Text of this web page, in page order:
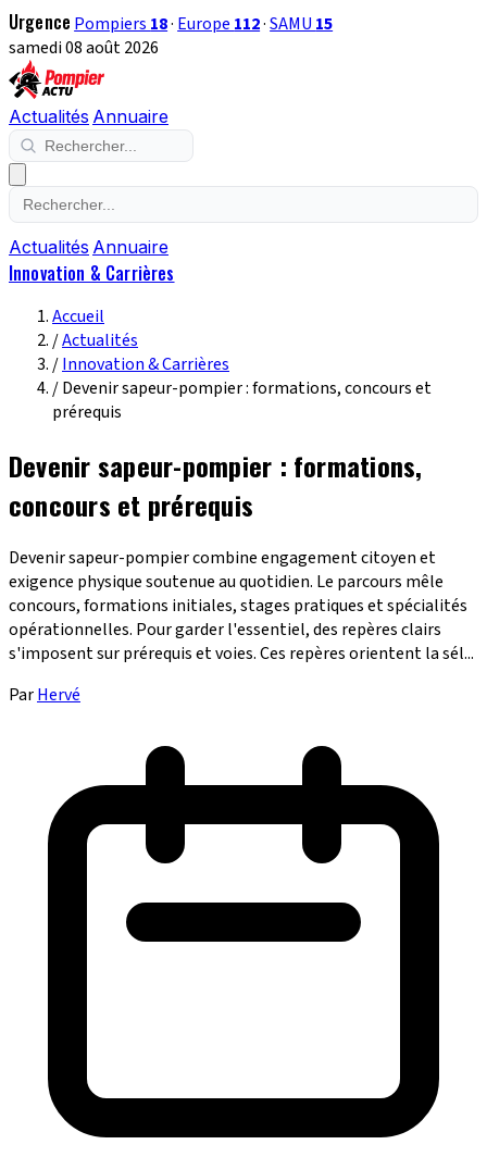
Urgence Pompiers 18· Europe 112·SAMU 15
samedi 08 août 2026
Actualités Annuaire
Actualités Annuaire
Innovation & Carrières
Accueil
/Actualités
/Innovation & Carrières
/Devenir sapeur-pompier : formations, concours et
prérequis
Devenir sapeur-pompier : formations,
concours et prérequis
Devenir sapeur-pompier combine engagement citoyen et
exigence physique soutenue au quotidien. Le parcours mêle
concours, formations initiales, stages pratiques et spécialités
opérationnelles. Pour garder l'essentiel, des repères clairs
s'imposent sur prérequis et voies. Ces repères orientent la sél...
ParHervé